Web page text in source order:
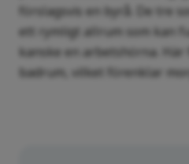
förslagsvis en byrå. De tre
ett rymligt allrum som kan
kanske en arbetshörna.
badrum, vilket förenklar